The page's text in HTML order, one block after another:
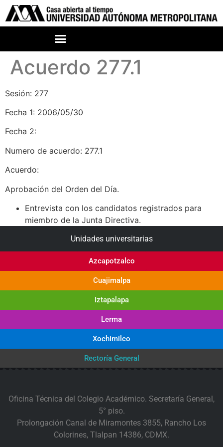
Acuerdo 277.1
Sesión: 277
Fecha 1: 2006/05/30
Fecha 2:
Numero de acuerdo: 277.1
Acuerdo:
Aprobación del Orden del Día.
Entrevista con los candidatos registrados para
miembro de la Junta Directiva.
Unidades universitarias
Azcapotzalco
Cuajimalpa
Iztapalapa
Lerma
Xochimilco
Rectoría General
Oficina Técnica del Colegio Académico. Secretaría General,
5° piso.
Prolongación Canal de Miramontes 3855, Rancho Los
Colorines, Tlalpan 14386, CDMX.